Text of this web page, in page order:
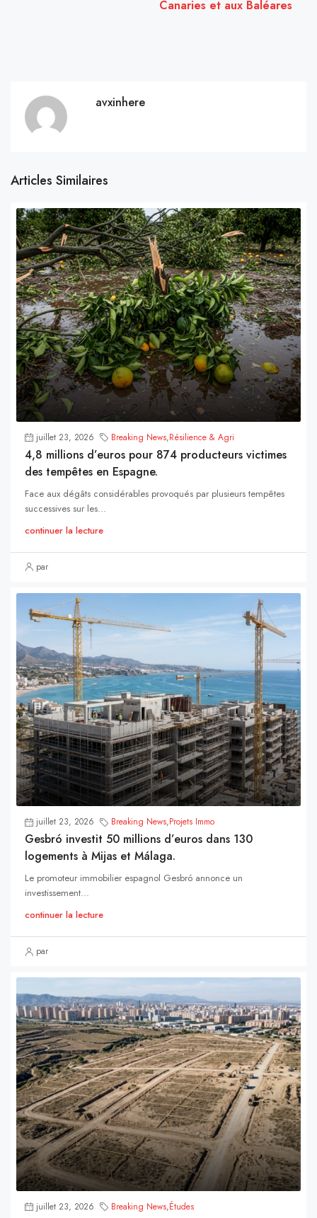
Canaries et aux Baléares
avxinhere
Articles Similaires
juillet 23, 2026 Breaking News,Résilience & Agri
4,8 millions d’euros pour 874 producteurs victimes
des tempêtes en Espagne.
Face aux dégâts considérables provoqués par plusieurs tempêtes
successives sur les...
continuer la lecture
par
juillet 23, 2026 Breaking News,Projets Immo
Gesbró investit 50 millions d’euros dans 130
logements à Mijas et Málaga.
Le promoteur immobilier espagnol Gesbró annonce un
investissement...
continuer la lecture
par
juillet 23, 2026 Breaking News,Études